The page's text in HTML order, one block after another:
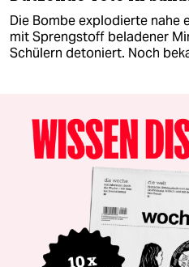
Die Bombe explodierte nahe
mit Sprengstoff beladener
Schülern detoniert. Noch